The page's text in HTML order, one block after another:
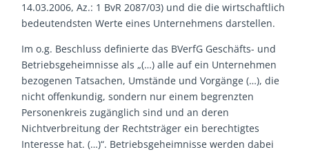
14.03.2006, Az.: 1 BvR 2087/03) und die die wirtschaftlich
bedeutendsten Werte eines Unternehmens darstellen.
Im o.g. Beschluss definierte das BVerfG Geschäfts- und
Betriebsgeheimnisse als „(…) alle auf ein Unternehmen
bezogenen Tatsachen, Umstände und Vorgänge (…), die
nicht offenkundig, sondern nur einem begrenzten
Personenkreis zugänglich sind und an deren
Nichtverbreitung der Rechtsträger ein berechtigtes
Interesse hat. (…)“. Betriebsgeheimnisse werden dabei